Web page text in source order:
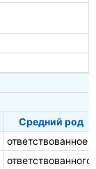
Средний род
ответствованное
ответствованного